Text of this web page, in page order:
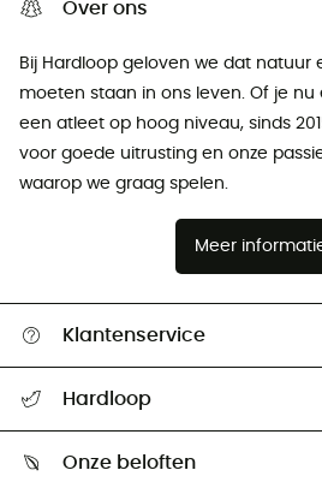
Over ons
Bij Hardloop geloven we dat natuur
moeten staan ​​in ons leven. Of je
een atleet op hoog niveau, sinds
voor goede uitrusting en onze
waarop we graag spelen.
Meer
Klantenservice
Retourzendingen & Terugbetalingen
Hardloop
Onze beloften